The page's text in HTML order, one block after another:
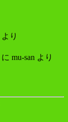
より
に mu-san より